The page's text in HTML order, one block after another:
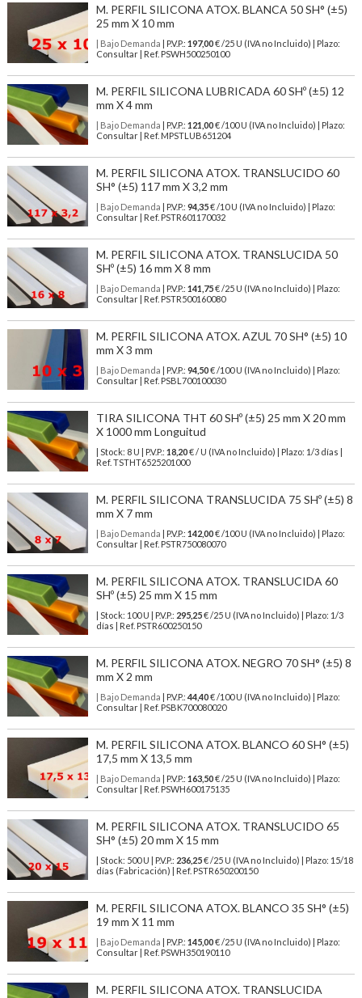
M. PERFIL SILICONA ATOX. BLANCA 50 SH° (±5)
25 mm X 10 mm
| Bajo Demanda | P.V.P.: 197,00€ /25 U (IVA no Incluido) | Plazo:
Consultar | Ref. PSWH500250100
M. PERFIL SILICONA LUBRICADA 60 SHº (±5) 12
mm X 4 mm
| Bajo Demanda | P.V.P.: 121,00€ /100 U (IVA no Incluido) | Plazo:
Consultar | Ref. MPSTLUB651204
M. PERFIL SILICONA ATOX. TRANSLUCIDO 60
SH° (±5) 117 mm X 3,2 mm
| Bajo Demanda | P.V.P.: 94,35€ /10 U (IVA no Incluido) | Plazo:
Consultar | Ref. PSTR601170032
M. PERFIL SILICONA ATOX. TRANSLUCIDA 50
SHº (±5) 16 mm X 8 mm
| Bajo Demanda | P.V.P.: 141,75€ /25 U (IVA no Incluido) | Plazo:
Consultar | Ref. PSTR500160080
M. PERFIL SILICONA ATOX. AZUL 70 SH° (±5) 10
mm X 3 mm
| Bajo Demanda | P.V.P.: 94,50€ /100 U (IVA no Incluido) | Plazo:
Consultar | Ref. PSBL700100030
TIRA SILICONA THT 60 SHº (±5) 25 mm X 20 mm
X 1000 mm Longuitud
| Stock: 8 U | P.V.P.: 18,20€/ U (IVA no Incluido)
| Plazo: 1/3 días |
Ref. TSTHT6525201000
M. PERFIL SILICONA TRANSLUCIDA 75 SHº (±5) 8
mm X 7 mm
| Bajo Demanda | P.V.P.: 142,00€ /100 U (IVA no Incluido) | Plazo:
Consultar | Ref. PSTR750080070
M. PERFIL SILICONA ATOX. TRANSLUCIDA 60
SHº (±5) 25 mm X 15 mm
| Stock: 100 U | P.V.P.: 295,25€/25 U (IVA no Incluido)
| Plazo: 1/3
días | Ref. PSTR600250150
M. PERFIL SILICONA ATOX. NEGRO 70 SH° (±5) 8
mm X 2 mm
| Bajo Demanda | P.V.P.: 44,40€ /100 U (IVA no Incluido) | Plazo:
Consultar | Ref. PSBK700080020
M. PERFIL SILICONA ATOX. BLANCO 60 SH° (±5)
17,5 mm X 13,5 mm
| Bajo Demanda | P.V.P.: 163,50€ /25 U (IVA no Incluido) | Plazo:
Consultar | Ref. PSWH600175135
M. PERFIL SILICONA ATOX. TRANSLUCIDO 65
SH° (±5) 20 mm X 15 mm
| Stock: 500 U | P.V.P.: 236,25€/25 U (IVA no Incluido)
| Plazo: 15/18
días (Fabricación) | Ref. PSTR650200150
M. PERFIL SILICONA ATOX. BLANCO 35 SH° (±5)
19 mm X 11 mm
| Bajo Demanda | P.V.P.: 145,00€ /25 U (IVA no Incluido) | Plazo:
Consultar | Ref. PSWH350190110
M. PERFIL SILICONA ATOX. TRANSLUCIDA